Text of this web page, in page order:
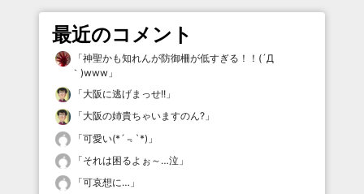
最近のコメント
「神聖かも知れんが防御柵が低すぎる！！(´Д
｀)www 」
「大阪に逃げまっせ!! 」
「大阪の姉貴ちゃいますのん? 」
「可愛い(*´﹃`*) 」
「それは困るよぉ～…泣 」
「可哀想に… 」